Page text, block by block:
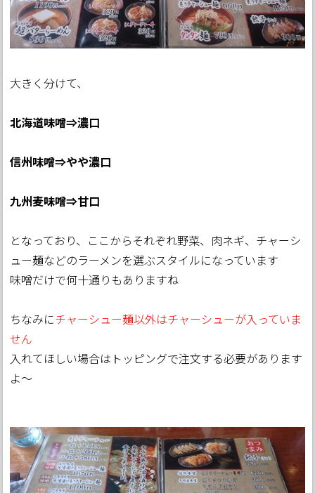
大きく分けて、
北海道味噌⇒濃口
信州味噌⇒やや濃口
九州麦味噌⇒甘口
となっており、ここからそれぞれ野菜、肉ネギ、チャーシ
ュー麺などのラーメンを選ぶスタイルになっています
味噌だけで何十通りもありますね
ちなみにチャーシュー麺以外はチャーシューが入っていま
せん
入れてほしい場合はトッピングで注文する必要があります
よ～